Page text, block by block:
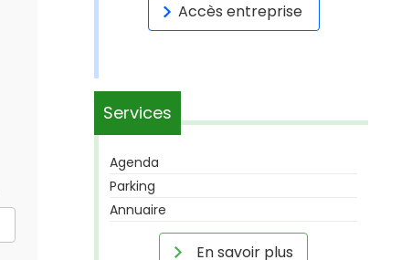
Accès entreprise
Services
Agenda
Parking
Annuaire
En savoir plus